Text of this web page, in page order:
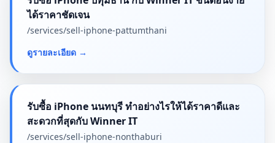
ได้ราคาชัดเจน
/services/sell-iphone-pattumthani
ดูรายละเอียด →
รับซื้อ iPhone นนทบุรี ทำอย่างไรให้ได้ราคาดีและ
สะดวกที่สุดกับ Winner IT
/services/sell-iphone-nonthaburi